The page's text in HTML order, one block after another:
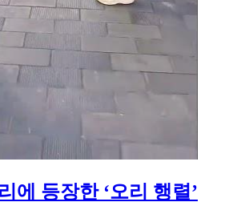
에 등장한 ‘오리 행렬’